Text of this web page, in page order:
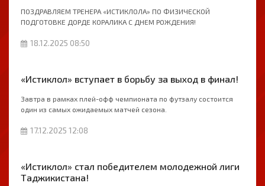
ПОЗДРАВЛЯЕМ ТРЕНЕРА «ИСТИКЛОЛА» ПО ФИЗИЧЕСКОЙ
ПОДГОТОВКЕ ДОРДЕ КОРАЛИКА С ДНЕМ РОЖДЕНИЯ!
18.12.2025 08:50
«Истиклол» вступает в борьбу за выход в финал!
Завтра в рамках плей-офф чемпионата по футзалу состоится
один из самых ожидаемых матчей сезона.
17.12.2025 12:08
«Истиклол» стал победителем молодежной лиги
Таджикистана!